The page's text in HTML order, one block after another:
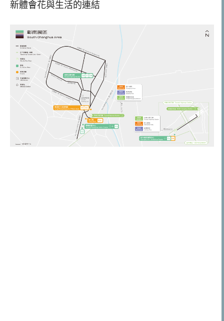
新體會花與生活的連結